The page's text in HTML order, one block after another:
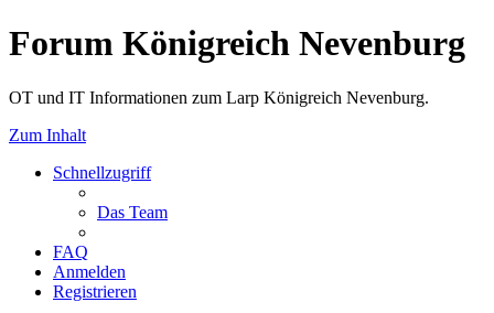
Forum Königreich Nevenburg
OT und IT Informationen zum Larp Königreich Nevenburg.
Zum Inhalt
Schnellzugriff
Das Team
FAQ
Anmelden
Registrieren